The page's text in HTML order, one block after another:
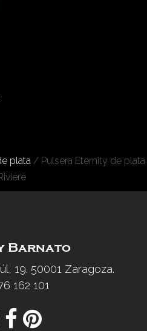
plata / Pulsera Eternity de plata
Barnato
19. 50001 Zaragoza.
162 101